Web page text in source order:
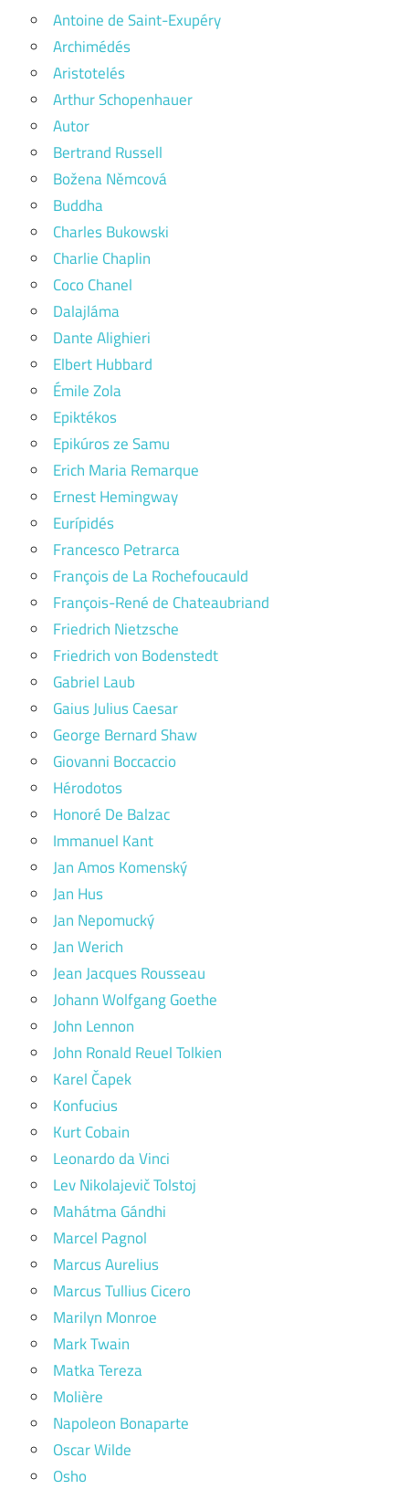
Antoine de Saint-Exupéry
Archimédés
Aristotelés
Arthur Schopenhauer
Autor
Bertrand Russell
Božena Němcová
Buddha
Charles Bukowski
Charlie Chaplin
Coco Chanel
Dalajláma
Dante Alighieri
Elbert Hubbard
Émile Zola
Epiktékos
Epikúros ze Samu
Erich Maria Remarque
Ernest Hemingway
Eurípidés
Francesco Petrarca
François de La Rochefoucauld
François-René de Chateaubriand
Friedrich Nietzsche
Friedrich von Bodenstedt
Gabriel Laub
Gaius Julius Caesar
George Bernard Shaw
Giovanni Boccaccio
Hérodotos
Honoré De Balzac
Immanuel Kant
Jan Amos Komenský
Jan Hus
Jan Nepomucký
Jan Werich
Jean Jacques Rousseau
Johann Wolfgang Goethe
John Lennon
John Ronald Reuel Tolkien
Karel Čapek
Konfucius
Kurt Cobain
Leonardo da Vinci
Lev Nikolajevič Tolstoj
Mahátma Gándhi
Marcel Pagnol
Marcus Aurelius
Marcus Tullius Cicero
Marilyn Monroe
Mark Twain
Matka Tereza
Molière
Napoleon Bonaparte
Oscar Wilde
Osho